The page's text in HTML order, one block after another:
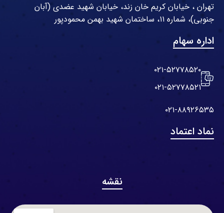
تهران ، خیابان کریم خان زند، خیابان شهید عضدی (آبان
جنوبی)، شماره ۱۱، ساختمان شهید بهمن محمودپور
اداره سهام
۰۲۱-۵۲۷۷۸۵۲۰
۰۲۱-۵۲۷۷۸۵۲۱
۰۲۱-۸۸۹۲۶۵۳۵
نماد اعتماد
نقشه